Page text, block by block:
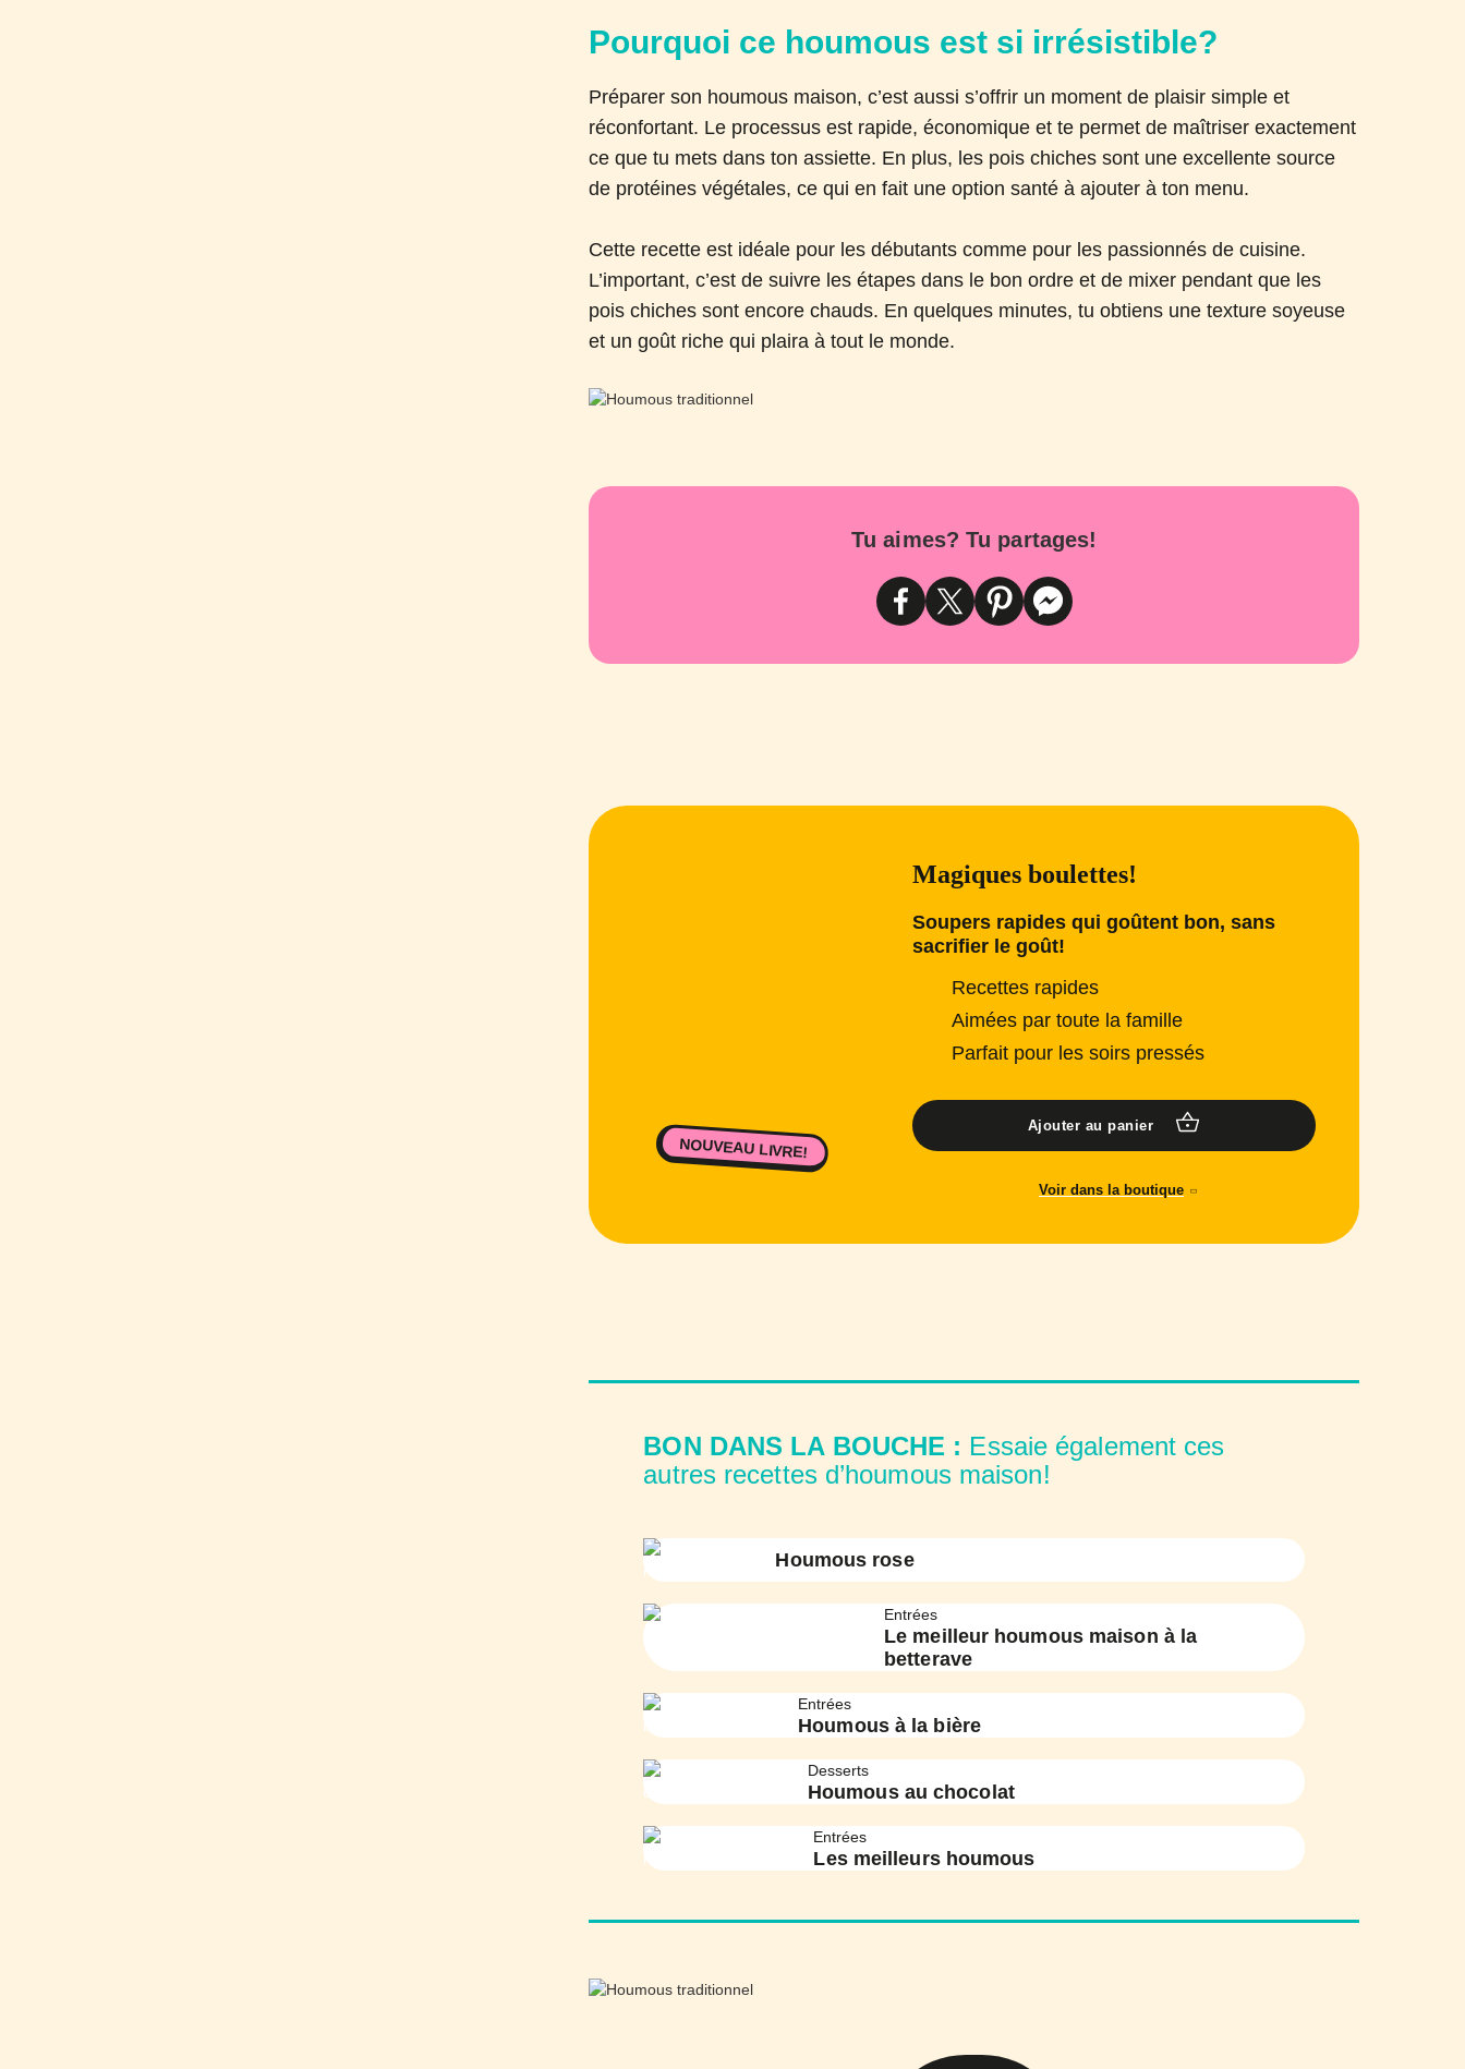
Pourquoi ce houmous est si irrésistible?
Préparer son houmous maison, c’est aussi s’offrir un moment de plaisir simple et
réconfortant. Le processus est rapide, économique et te permet de maîtriser exactement
ce que tu mets dans ton assiette. En plus, les pois chiches sont une excellente source
de protéines végétales, ce qui en fait une option santé à ajouter à ton menu.
Cette recette est idéale pour les débutants comme pour les passionnés de cuisine.
L’important, c’est de suivre les étapes dans le bon ordre et de mixer pendant que les
pois chiches sont encore chauds. En quelques minutes, tu obtiens une texture soyeuse
et un goût riche qui plaira à tout le monde.
Tu aimes? Tu partages!
Magiques boulettes!
Soupers rapides qui goûtent bon, sans
sacrifier le goût!
Recettes rapides
Aimées par toute la famille
Parfait pour les soirs pressés
Ajouter au panier
Voir dans la boutique
NOUVEAU LIVRE!
BON DANS LA BOUCHE : Essaie également ces
autres recettes d’houmous maison!
Houmous rose
Entrées
Le meilleur houmous maison à la
betterave
Entrées
Houmous à la bière
Desserts
Houmous au chocolat
Entrées
Les meilleurs houmous